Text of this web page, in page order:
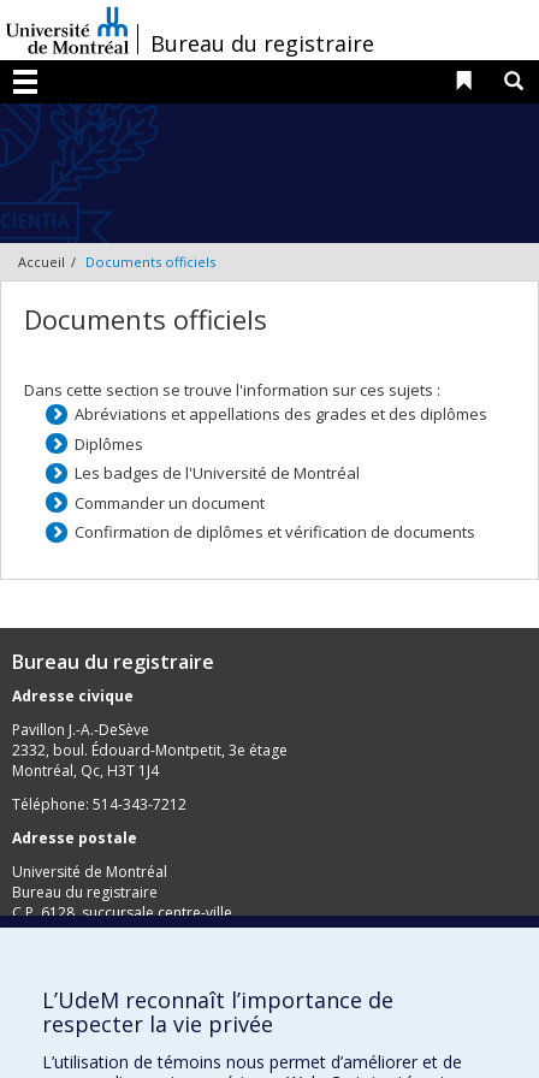
au
contenu
/Bureau du registraire
Menu
Liens
Accueil Documents officiels
Documents officiels
Dans cette section se trouve l'information sur ces sujets :
Abréviations et appellations des grades et des diplômes
Diplômes
Les badges de l'Université de Montréal
Commander un document
Confirmation de diplômes et vérification de documents
Bureau du registraire
Adresse civique
Pavillon J.-A.-DeSève
2332, boul. Édouard-Montpetit, 3e étage
Montréal, Qc, H3T 1J4
Téléphone: 514-343-7212
Adresse postale
Université de Montréal
Bureau du registraire
C.P. 6128, succursale centre-ville
Montréal, Qc, H3C 3J7
L’UdeM reconnaît l’importance de
respecter la vie privée
L’utilisation de témoins nous permet d’améliorer et de